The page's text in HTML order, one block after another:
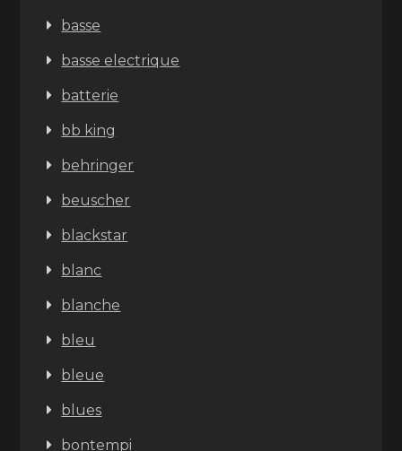
basse
basse electrique
batterie
bb king
behringer
beuscher
blackstar
blanc
blanche
bleu
bleue
blues
bontempi